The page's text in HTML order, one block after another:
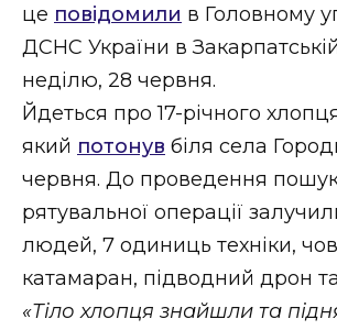
ФОТО
ВІДЕО
це повідомили в Головному
ДСНС України в
неділю, 28 червня.
Йдеться про 17-річного
який потонув біля села
червня. До проведення
рятувальної операції
людей, 7 одиниць техніки,
катамаран, підводний дрон
«Тіло хлопця знайшли та